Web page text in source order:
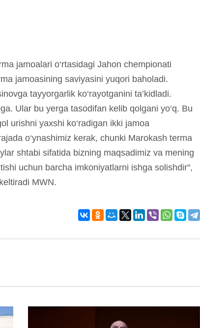
jamoalari o‘rtasidagi Jahon chempionati
jamoasining saviyasini yuqori baholadi.
tayyorgarlik ko‘rayotganini ta’kidladi.
Ular bu yerga tasodifan kelib qolgani yo‘q. Bu
urishni yaxshi ko‘radigan ikki jamoa
o‘ynashimiz kerak, chunki Marokash terma
shtabi sifatida bizning maqsadimiz va mening
uchun barcha imkoniyatlarni ishga solishdir",
MWN.